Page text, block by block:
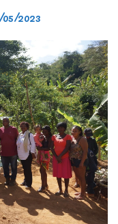
2023